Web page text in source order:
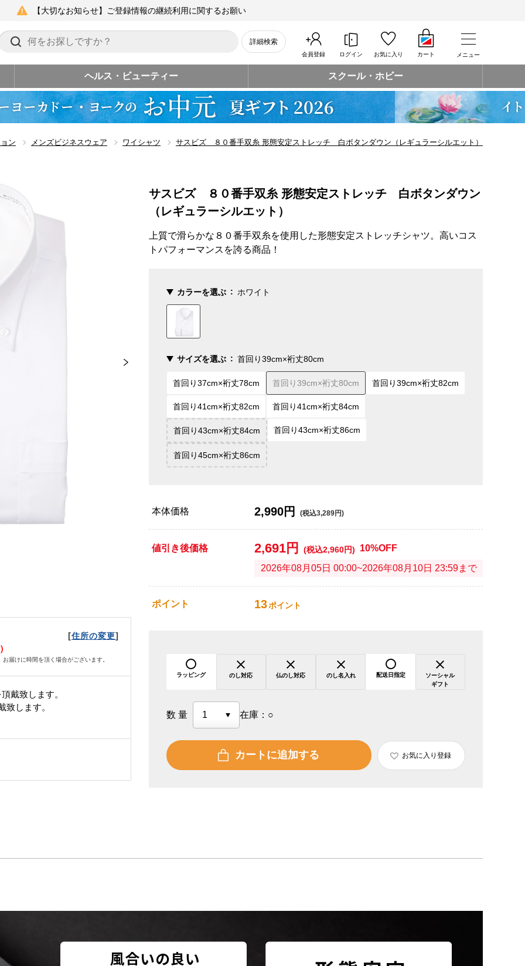
【大切なお知らせ】ご登録情報の継続利用に関するお願い
詳細検索
会員登録 ログイン お気に入り カート メニュー
ヘルス・ビューティー スクール・ホビー
ン メンズビジネスウェア ワイシャツ サスビズ ８０番手双糸 形態安定ストレッチ 白ボタンダウン（レギュラーシルエット）
[住所の変更]
届けに時間を頂く場合がございます。
戴致します。
致します。
サスビズ ８０番手双糸 形態安定ストレッチ 白ボタンダウン
（レギュラーシルエット）
上質で滑らかな８０番手双糸を使用した形態安定ストレッチシャツ。高いコス
トパフォーマンスを誇る商品！
カラーを選ぶ ホワイト
サイズを選ぶ 首回り39cm×裄丈80cm
首回り37cm×裄丈78cm 首回り39cm×裄丈80cm 首回り39cm×裄丈82cm
首回り41cm×裄丈82cm 首回り41cm×裄丈84cm
首回り43cm×裄丈84cm 首回り43cm×裄丈86cm
首回り45cm×裄丈86cm
本体価格 2,990円 (税込3,289円)
値引き後価格 2,691円 (税込2,960円) 10%OFF
2026年08月05日 00:00~2026年08月10日 23:59まで
ポイント 13ポイント
ラッピング のし対応 仏のし対応 のし名入れ 配送日指定
ソーシャル
ギフト
数量 在庫： ○
カートに追加する お気に入り登録